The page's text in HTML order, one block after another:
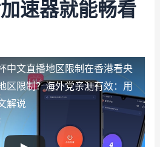
速器就能畅看
中文直播地区限制 在香港看央
区限制？海外党亲测有效：用
解说